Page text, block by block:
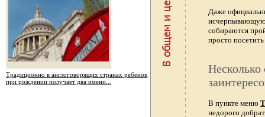
Традиционно в англоговорящих странах ребенок
при рождении получает два имени...
Даже
исчерпывающую
собираются
просто
Несколько
В пункте меню
недорого